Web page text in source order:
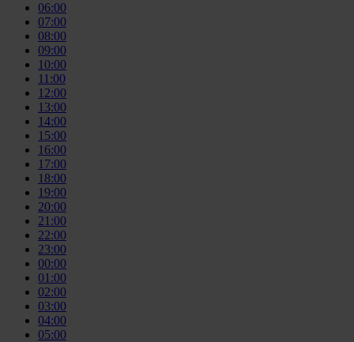
06:00
07:00
08:00
09:00
10:00
11:00
12:00
13:00
14:00
15:00
16:00
17:00
18:00
19:00
20:00
21:00
22:00
23:00
00:00
01:00
02:00
03:00
04:00
05:00